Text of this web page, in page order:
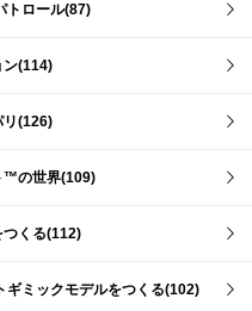
トロール(87)
ン(114)
リ(126)
™の世界(109)
つくる(112)
ギミックモデルをつくる(102)